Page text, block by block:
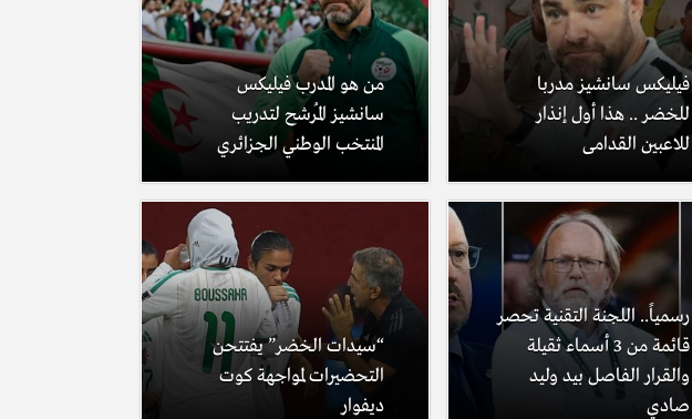
فيليكس سانشيز مدربا
للخضر .. هذا أول إنذار
للاعبين القدامى
من هو المدرب فيليكس
سانشيز المُرشح لتدريب
المنتخب الوطني الجزائري
رسمياً.. اللجنة التقنية تحصر
قائمة من 3 أسماء ثقيلة
والقرار الفاصل بيد وليد
صادي
“سيدات الخضر” يفتتحن
التحضيرات لمواجهة كوت
ديفوار